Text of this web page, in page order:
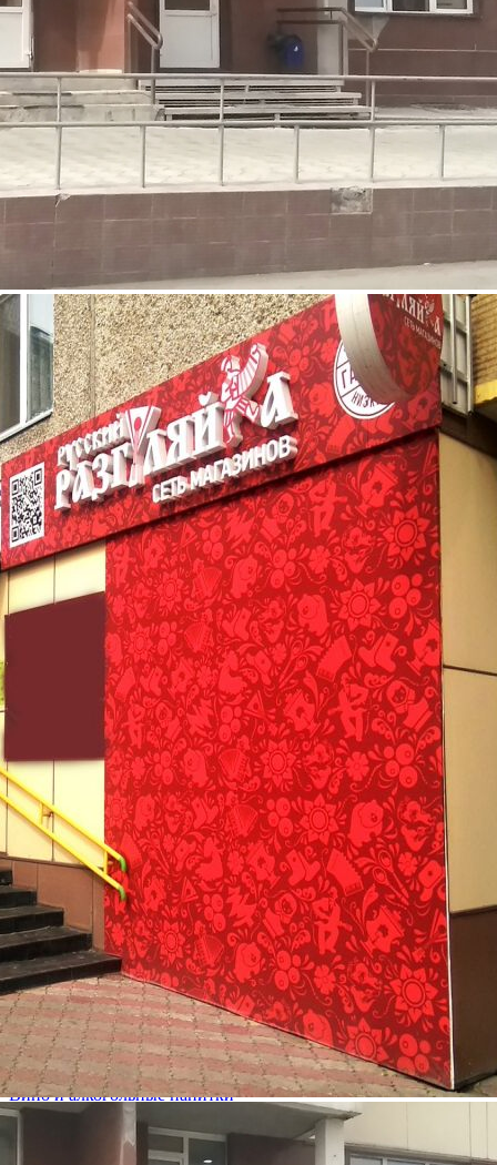
Средний
Вино и алкогольные напитки
Русский Разгуляйка
Связаться с ритейлером Узнать планы развития ритейлера
Торговая сеть «Русский Разгуляйка» – это динамично
развивающаяся сеть алкогольных магазинов. В 2015 году
открылась наша первая торговая точка, с этого момента мы
активно развиваем нашу розничную сеть. Наша главная цель
донести до потребителей большой ассортимент продуктов
высокого качества по доступным ценам. На сегодняшний день
Сеть алкомаркетов «Русский Разгуляйка» – это более 55...
О ритейлере
О компании
Информация о развитии ритейлера
Где представлена ТС
Контакты
Фотогалерея
О ритейлере Русский
Разгуляйка
Название:
Русский Разгуляйка
Компания создана в стране
Россия
Основной вид деятельности
Вино и алкогольные напитки
Ценовая категория
Изменить
Компания основана